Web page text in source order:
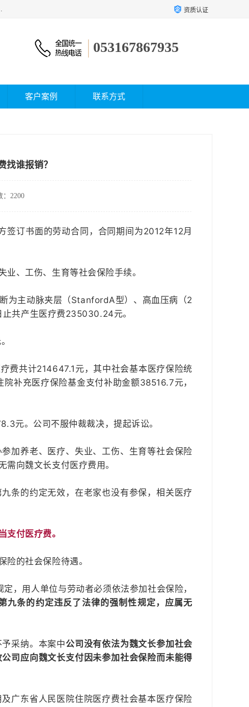
提供企业人力资源综合解决方案有影响的人力资源公司之一。 资质认证
053167867935
客户案例 联系方式
找谁报销？
：2200
订书面的劳动合同，合同期间为2012年12月
、工伤、生育等社会保险手续。
为主动脉夹层（StanfordA型）、高血压病（2
共产生医疗费235030.24元。
费共计214647.1元，其中社会基本医疗保险统
补充医疗保险基金支付补助金额38516.7元，
元。公司不服仲裁裁决，提起诉讼。
加养老、医疗、失业、工伤、生育等社会保险
向魏文长支付医疗费用。
条的约定无效，在老家也没有参保，相关医疗
支付医疗费。
的社会保险待遇。
，用人单位与劳动者必须依法参加社会保险，
九条的约定违反了法律的强制性规定，应属无
采纳。本案中公司没有依法为魏文长参加社会
司应向魏文长支付因未参加社会保险而未能得
广东省人民医院住院医疗费社会基本医疗保险